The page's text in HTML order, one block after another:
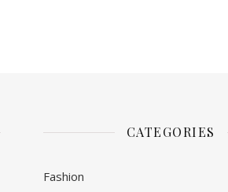
CATEGORIES
Fashion